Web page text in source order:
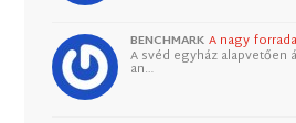
BENCHMARK A nagy
A svéd egyház alapvetően
an…